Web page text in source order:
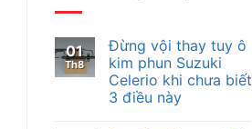
01
Th8
Đừng vội thay tuy ô
kim phun Suzuki
Celerio khi chưa biết
3 điều này